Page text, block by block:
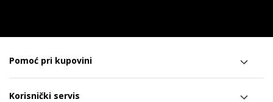
Pomoć pri kupovini
Korisnički servis